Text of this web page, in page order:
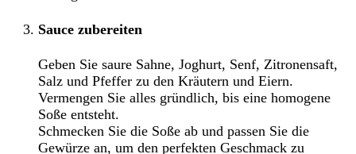
Sauce zubereiten
Geben Sie saure Sahne, Joghurt, Senf, Zitronensaft,
Salz und Pfeffer zu den Kräutern und Eiern.
Vermengen Sie alles gründlich, bis eine homogene
Soße entsteht.
Schmecken Sie die Soße ab und passen Sie die
Gewürze an, um den perfekten Geschmack zu